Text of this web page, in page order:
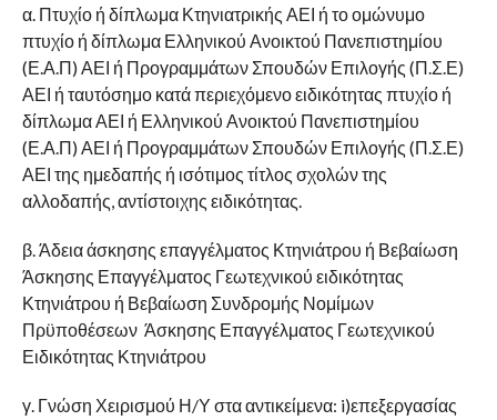
α. Πτυχίο ή δίπλωμα Κτηνιατρικής ΑΕΙ ή το ομώνυμο
πτυχίο ή δίπλωμα Ελληνικού Ανοικτού Πανεπιστημίου
(Ε.Α.Π) ΑΕΙ ή Προγραμμάτων Σπουδών Επιλογής (Π.Σ.Ε)
ΑΕΙ ή ταυτόσημο κατά περιεχόμενο ειδικότητας πτυχίο ή
δίπλωμα ΑΕΙ ή Ελληνικού Ανοικτού Πανεπιστημίου
(Ε.Α.Π) ΑΕΙ ή Προγραμμάτων Σπουδών Επιλογής (Π.Σ.Ε)
ΑΕΙ της ημεδαπής ή ισότιμος τίτλος σχολών της
αλλοδαπής, αντίστοιχης ειδικότητας.
β. Άδεια άσκησης επαγγέλματος Κτηνιάτρου ή Βεβαίωση
Άσκησης Επαγγέλματος Γεωτεχνικού ειδικότητας
Κτηνιάτρου ή Βεβαίωση Συνδρομής Νομίμων
Πρϋποθέσεων Άσκησης Επαγγέλματος Γεωτεχνικού
Ειδικότητας Κτηνιάτρου
γ. Γνώση Χειρισμού Η/Υ στα αντικείμενα: i)επεξεργασίας